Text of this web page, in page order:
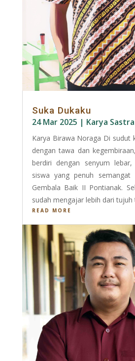
Suka Dukaku
24 Mar 2025 | Karya Sastra
Karya Birawa Noraga Di sudut
dengan tawa dan
berdiri dengan senyum
siswa yang penuh
Gembala Baik II Pontianak.
sudah mengajar lebih dari tujuh
READ MORE